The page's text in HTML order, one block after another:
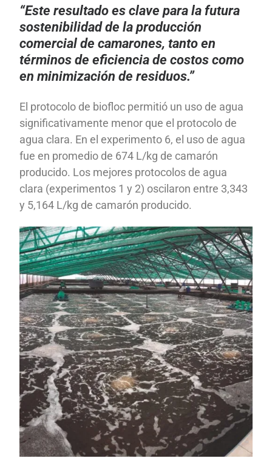
“Este resultado es clave para la futura
sostenibilidad de la producción
comercial de camarones, tanto en
términos de eficiencia de costos como
en minimización de residuos.”
El protocolo de biofloc permitió un uso de agua
significativamente menor que el protocolo de
agua clara. En el experimento 6, el uso de agua
fue en promedio de 674 L/kg de camarón
producido. Los mejores protocolos de agua
clara (experimentos 1 y 2) oscilaron entre 3,343
y 5,164 L/kg de camarón producido.